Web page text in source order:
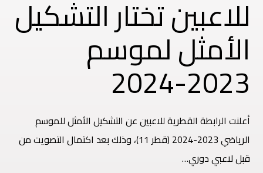
للاعبين تختار التشكيل
الأمثل لموسم
2023-2024
أعلنت الرابطة القطرية للاعبين عن التشكيل الأمثل للموسم
الرياضي 2023-2024 (قطر 11)، وذلك بعد اكتمال التصويت من
قبل لاعبي دوري…